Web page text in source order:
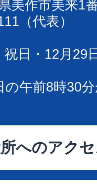
美作市美来1
（代表）
祝日・12月29
の午前8時30
へのアク